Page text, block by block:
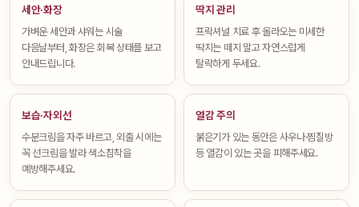
세안·화장
가벼운 세안과 샤워는 시술
다음날부터, 화장은 회복 상태를 보고
안내드립니다.
딱지 관리
프락셔널 치료 후 올라오는 미세한
딱지는 떼지 말고 자연스럽게
탈락하게 두세요.
보습·자외선
수분크림을 자주 바르고, 외출 시에는
꼭 선크림을 발라 색소침착을
예방해주세요.
열감 주의
붉은기가 있는 동안은 사우나·찜질방
등 열감이 있는 곳을 피해주세요.